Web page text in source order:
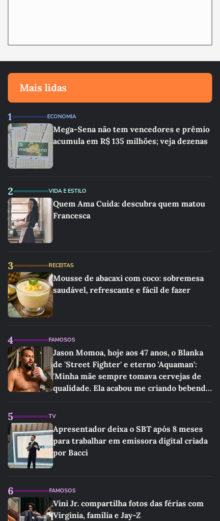
Mais lidas
1 ECONOMIA
Mega-Sena não tem vencedores e prêmio
acumula em R$ 135 milhões; veja dezenas
2 VIDA E ESTILO
Quem Ama Cuida: descubra quem matou
Francesca
3 RECEITAS
Mousse de abacaxi com coco: sobremesa
saudável, refrescante e fácil de fazer
4 FAMOSOS
Jason Momoa, hoje aos 47 anos, o Blanka
de 'Street Fighter' e eterno 'Aquaman':
'Minha mãe sempre tomava cervejas de
qualidade. Ela acabou me criando bebendo
5 TV
Apresentador deixa o SBT após 8 meses
para trabalhar em emissora digital criada
por Bacci
6 FAMOSOS
Vini Jr. compartilha fotos das férias com
Virginia, família e Jay-Z